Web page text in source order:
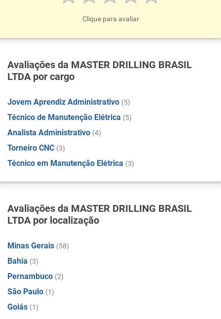
Clique para avaliar
Avaliações da MASTER DRILLING BRASIL
LTDA por cargo
Jovem Aprendiz Administrativo (5)
Técnico de Manutenção Elétrica (5)
Analista Administrativo (4)
Torneiro CNC (3)
Técnico em Manutenção Elétrica (3)
Avaliações da MASTER DRILLING BRASIL
LTDA por localização
Minas Gerais (58)
Bahia (3)
Pernambuco (2)
São Paulo (1)
Goiás (1)